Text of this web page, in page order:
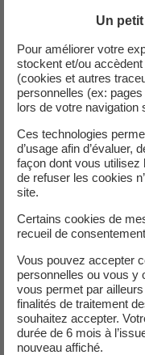
Choisir et
Retrouver
Lavage
Le lave linge et le lave
Utilisez mieux vos
Un
Pour améliorer votre
stockent et/ou
(cookies et autres
personnelles (ex:
lors de votre navigation
Ces technologies
d’usage afin d’évaluer,
façon dont vous utilisez
de refuser les cookies
site.
Certains cookies de
recueil de
Vous pouvez accepter
personnelles ou vous y
vous permet par
finalités de traitement
souhaitez accepter.
durée de 6 mois à
nouveau affiché.